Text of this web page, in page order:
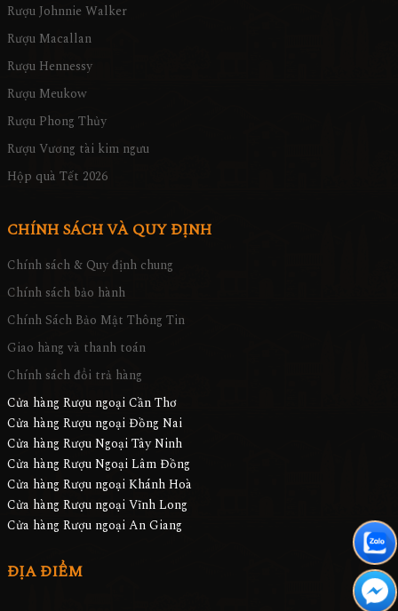
Rượu Johnnie Walker
Rượu Macallan
Rượu Hennessy
Rượu Meukow
Rượu Phong Thủy
Rượu Vương tài kim ngưu
Hộp quà Tết 2026
CHÍNH SÁCH VÀ QUY ĐỊNH
Chính sách & Quy định chung
Chính sách bảo hành
Chính Sách Bảo Mật Thông Tin
Giao hàng và thanh toán
Chính sách đổi trả hàng
Cửa hàng Rượu ngoại Cần Thơ
Cửa hàng Rượu ngoại Đồng Nai
Cửa hàng Rượu Ngoại Tây Ninh
Cửa hàng Rượu Ngoại Lâm Đồng
Cửa hàng Rượu ngoại Khánh Hoà
Cửa hàng Rượu ngoại Vĩnh Long
Cửa hàng Rượu ngoại An Giang
ĐỊA ĐIỂM